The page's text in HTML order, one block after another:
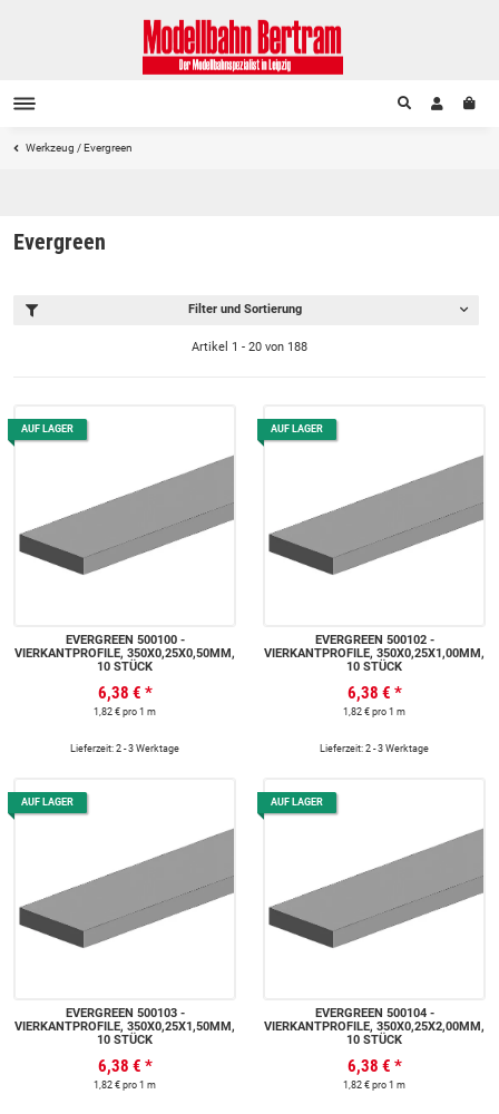
Werkzeug / Evergreen
Evergreen
Filter und Sortierung
Artikel 1 - 20 von 188
AUF LAGER
EVERGREEN 500100 -
VIERKANTPROFILE, 350X0,25X0,50MM,
10 STÜCK
6,38 € *
1,82 € pro 1 m
Lieferzeit: 2 - 3 Werktage
AUF LAGER
EVERGREEN 500102 -
VIERKANTPROFILE, 350X0,25X1,00MM,
10 STÜCK
6,38 € *
1,82 € pro 1 m
Lieferzeit: 2 - 3 Werktage
AUF LAGER
EVERGREEN 500103 -
VIERKANTPROFILE, 350X0,25X1,50MM,
10 STÜCK
6,38 € *
1,82 € pro 1 m
AUF LAGER
EVERGREEN 500104 -
VIERKANTPROFILE, 350X0,25X2,00MM,
10 STÜCK
6,38 € *
1,82 € pro 1 m